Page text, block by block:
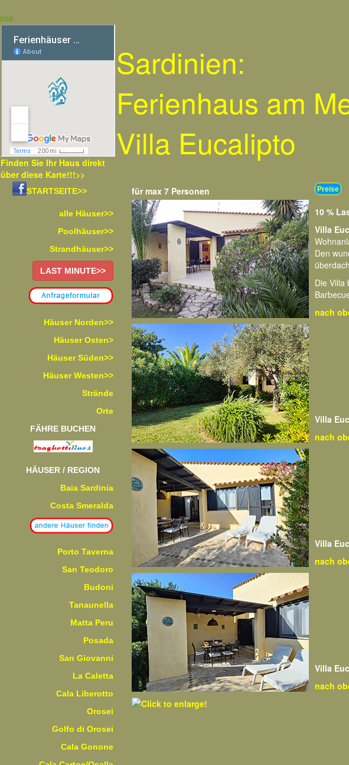
cos
Finden Sie Ihr Haus direkt
über diese Karte!!!>>
Sardinien:
Ferienhaus am
Villa Eucalipto
STARTSEITE>>
alle Häuser>>
Poolhäuser>>
Strandhäuser>>
LAST MINUTE>>
Häuser Norden>>
Häuser Osten>
Häuser Süden>>
Häuser Westen>>
Strände
Orte
FÄHRE BUCHEN
HÄUSER / REGION
Baia Sardinia
Costa Smeralda
Porto Taverna
San Teodoro
Budoni
Tanaunella
Matta Peru
Posada
San Giovanni
La Caletta
Cala Liberotto
Orosei
Golfo di Orosei
Cala Gonone
für max 7 Personen Preise
10 %
Villa
Den
Die Villa
nach
Villa
nach
Villa
nach
Villa
nach